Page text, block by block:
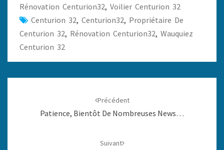
Rénovation Centurion32, Voilier Centurion 32
Centurion 32, Centurion32, Propriétaire De
Centurion 32, Rénovation Centurion32, Wauquiez
Centurion 32
Précédent
Patience, Bientôt De Nombreuses News…
Suivant